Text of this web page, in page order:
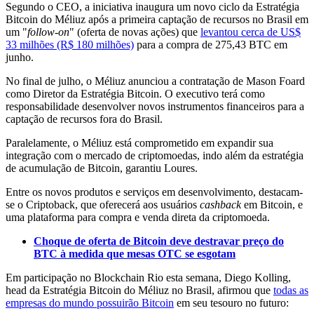
Segundo o CEO, a iniciativa inaugura um novo ciclo da Estratégia
Bitcoin do Méliuz após a primeira captação de recursos no Brasil em
um "follow-on" (oferta de novas ações) que levantou cerca de US$
33 milhões (R$ 180 milhões) para a compra de 275,43 BTC em
junho.
No final de julho, o Méliuz anunciou a contratação de Mason Foard
como Diretor da Estratégia Bitcoin. O executivo terá como
responsabilidade desenvolver novos instrumentos financeiros para a
captação de recursos fora do Brasil.
Paralelamente, o Méliuz está comprometido em expandir sua
integração com o mercado de criptomoedas, indo além da estratégia
de acumulação de Bitcoin, garantiu Loures.
Entre os novos produtos e serviços em desenvolvimento, destacam-
se o Criptoback, que oferecerá aos usuários cashbackem Bitcoin, e
uma plataforma para compra e venda direta da criptomoeda.
Choque de oferta de Bitcoin deve destravar preço do
BTC à medida que mesas OTC se esgotam
Em participação no Blockchain Rio esta semana, Diego Kolling,
head da Estratégia Bitcoin do Méliuz no Brasil, afirmou que todas as
empresas do mundo possuirão Bitcoin em seu tesouro no futuro: